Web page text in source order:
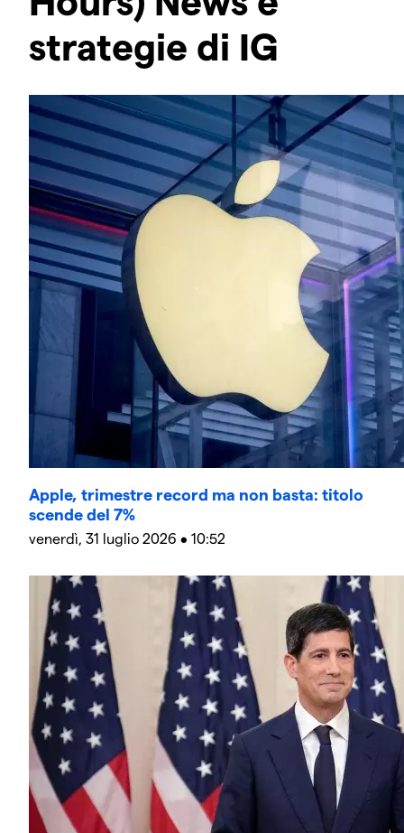
strategie di IG
Apple, trimestre record ma non basta: titolo
scende del 7%
venerdì, 31 luglio 2026 • 10:52